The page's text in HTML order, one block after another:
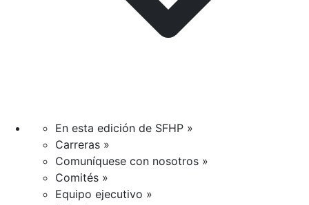
En esta edición de SFHP »
Carreras »
Comuníquese con nosotros »
Comités »
Equipo ejecutivo »